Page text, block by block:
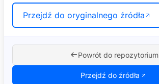
Przejdź do oryginalnego źródła
Powrót do repozytorium
Przejdź do źródła